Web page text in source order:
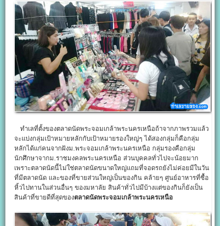
ทำเลที่ตั้งของตลาดนัดพระจอมเกล้าพระนครเหนือถ้าจากภาพรวมแล้ว
จะแบ่งกลุ่มเป้าหมายหลักกับเป้าหมายรองใหญ่ๆ ได้สองกลุ่มก็คือกลุ่ม
หลักได้แก่คนจากฝังม.พระจอมเกล้าพระนครเหนือ กลุ่มรองคือกลุ่ม
นักศึกษาจากม.ราชมงคลพระนครเหนือ ส่วนบุคคลทั่วไปจะน้อยมาก
เพราะตลาดนัดนี้ไม่ใช่ตลาดนัดขนาดใหญ่แถมที่จอดรถยังไม่ค่อยมีในวัน
ที่มีตลาดนัด และของที่ขายส่วนใหญ่เป็นของกิน คล้ายๆ ศูนย์อาหารที่ซื้อ
หิ้วไปทานในส่วนอื่นๆ ของมหาลัย สินค้าทั่วไปมีบ้างแต่ของกินก็ยังเป็น
สินค้าที่ขายดีที่สุดของตลาดนัดพระจอมเกล้าพระนครเหนือ